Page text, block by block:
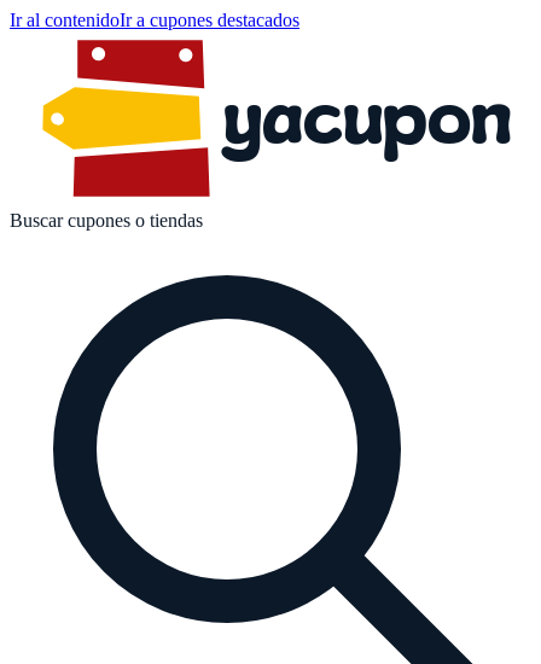
Ir al contenidoIr a cupones destacados
yacupon
Buscar cupones o tiendas